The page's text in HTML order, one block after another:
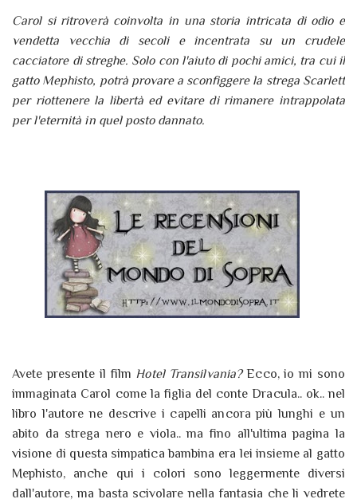
Carol si ritroverà coinvolta in una storia intricata di odio e
vendetta vecchia di secoli e incentrata su un crudele
cacciatore di streghe. Solo con l'aiuto di pochi amici, tra cui il
gatto Mephisto, potrà provare a sconfiggere la strega Scarlett
per riottenere la libertà ed evitare di rimanere intrappolata
per l'eternità in quel posto dannato.
Avete presente il film Hotel Transilvania? Ecco, io mi sono
immaginata Carol come la figlia del conte Dracula.. ok.. nel
libro l'autore ne descrive i capelli ancora più lunghi e un
abito da strega nero e viola.. ma fino all'ultima pagina la
visione di questa simpatica bambina era lei insieme al gatto
Mephisto, anche qui i colori sono leggermente diversi
dall'autore, ma basta scivolare nella fantasia che li vedrete